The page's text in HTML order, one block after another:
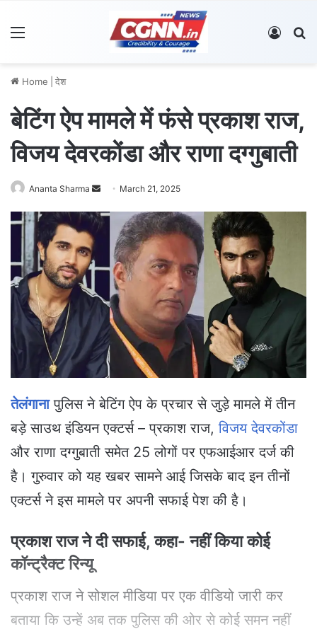
Log In
Home देश
बेटिंग ऐप मामले में फंसे प्रकाश राज,
विजय देवरकोंडा और राणा दग्गुबाती
Ananta Sharma
n
m
a
i
l
March 21, 2025
तेलंगानापुलिस ने बेटिंग ऐप के प्रचार से जुड़े मामले में तीन
बड़े साउथ इंडियन एक्टर्स – प्रकाश राज,विजय देवरकोंडा
और राणा दग्गुबाती समेत 25 लोगों पर एफआईआर दर्ज की
है। गुरुवार को यह खबर सामने आई जिसके बाद इन तीनों
एक्टर्स ने इस मामले पर अपनी सफाई पेश की है।
प्रकाश राज ने दी सफाई, कहा- नहीं किया कोई
कॉन्ट्रैक्ट रिन्यू
प्रकाश राज ने सोशल मीडिया पर एक वीडियो जारी कर
बताया कि उन्हें अब तक पुलिस की ओर से कोई समन नहीं